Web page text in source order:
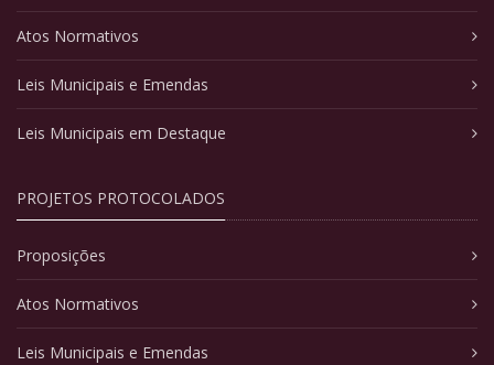
Atos Normativos
Leis Municipais e Emendas
Leis Municipais em Destaque
PROJETOS PROTOCOLADOS
Proposições
Atos Normativos
Leis Municipais e Emendas